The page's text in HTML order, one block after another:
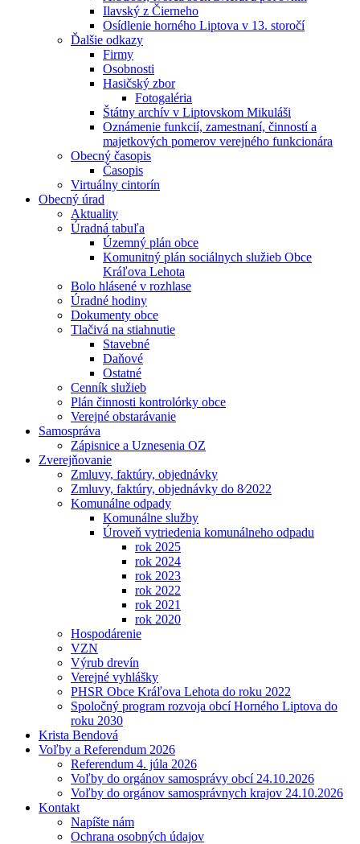
Ilavský z Čierneho
Osídlenie horného Liptova v 13. storočí
Ďalšie odkazy
Firmy
Osobnosti
Hasičský zbor
Fotogaléria
Štátny archív v Liptovskom Mikuláši
Oznámenie funkcií, zamestnaní, činností a
majetkových pomerov verejného funkcionára
Obecný časopis
Časopis
Virtuálny cintorín
Obecný úrad
Aktuality
Úradná tabuľa
Územný plán obce
Komunitný plán sociálnych služieb Obce
Kráľova Lehota
Bolo hlásené v rozhlase
Úradné hodiny
Dokumenty obce
Tlačivá na stiahnutie
Stavebné
Daňové
Ostatné
Cenník služieb
Plán činnosti kontrolórky obce
Verejné obstarávanie
Samospráva
Zápisnice a Uznesenia OZ
Zverejňovanie
Zmluvy, faktúry, objednávky
Zmluvy, faktúry, objednávky do 8⁄2022
Komunálne odpady
Komunálne služby
Úroveň vytriedenia komunálneho odpadu
rok 2025
rok 2024
rok 2023
rok 2022
rok 2021
rok 2020
Hospodárenie
VZN
Výrub drevín
Verejné vyhlášky
PHSR Obce Kráľova Lehota do roku 2022
Spoločný program rozvoja obcí Horného Liptova do
roku 2030
Krista Bendová
Voľby a Referendum 2026
Referendum 4. júla 2026
Voľby do orgánov samosprávy obcí 24.10.2026
Voľby do orgánov samosprávnych krajov 24.10.2026
Kontakt
Napíšte nám
Ochrana osobných údajov